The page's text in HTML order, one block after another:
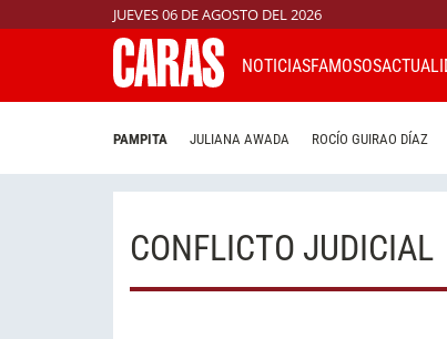
JUEVES 06 DE AGOSTO DEL 2026
NOTICIASFAMOSOS
PAMPITA JULIANA AWADA ROCÍO GUIRAO DÍAZ
CONFLICTO JUDICIAL